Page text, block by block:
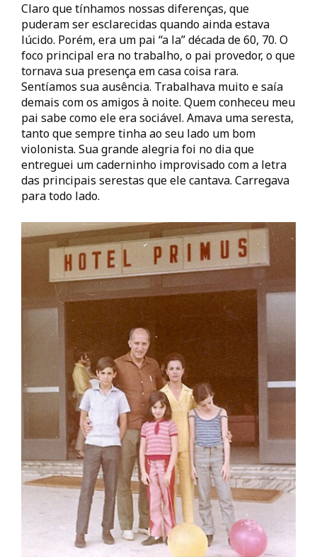
Claro que tínhamos nossas diferenças, que
puderam ser esclarecidas quando ainda estava
lúcido. Porém, era um pai “a la” década de 60, 70. O
foco principal era no trabalho, o pai provedor, o que
tornava sua presença em casa coisa rara.
Sentíamos sua ausência. Trabalhava muito e saía
demais com os amigos à noite. Quem conheceu meu
pai sabe como ele era sociável. Amava uma seresta,
tanto que sempre tinha ao seu lado um bom
violonista. Sua grande alegria foi no dia que
entreguei um caderninho improvisado com a letra
das principais serestas que ele cantava. Carregava
para todo lado.